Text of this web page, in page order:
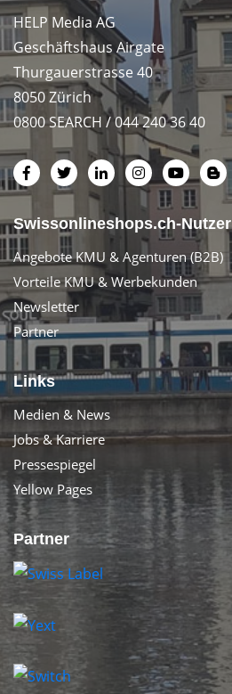
HELP Media AG
Geschäftshaus Airgate
Thurgauerstrasse 40
8050 Zürich
0800 SEARCH / 044 240 36 40
Swissonlineshops.ch-Nutzer
Angebote KMU & Agenturen (B2B)
Vorteile KMU & Werbekunden
Newsletter
Partner
Links
Medien & News
Jobs & Karriere
Pressespiegel
Yellow Pages
Partner